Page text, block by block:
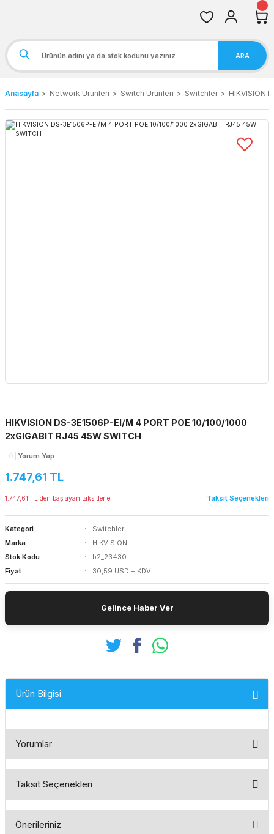
ARA
Anasayfa Network Ürünleri Switch Ürünleri Switchler HIKVISION
HIKVISION DS-3E1506P-EI/M 4 PORT POE 10/100/1000
2xGIGABIT RJ45 45W SWITCH
0 Yorum Yap
1.747,61 TL
1.747,61 TL den başlayan taksitlerle! Taksit Seçenekleri
Kategori
Switchler
Marka
HIKVISION
Stok Kodu
b2_23430
Fiyat
30,59 USD + KDV
Gelince Haber Ver
Ürün Bilgisi
Yorumlar
Taksit Seçenekleri
Önerileriniz